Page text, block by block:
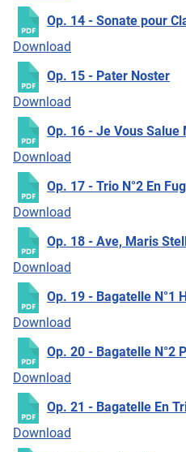
Op. 14 - Sonate pour
Download
Op. 15 - Pater Noster
Download
Op. 16 - Je Vous Salue
Download
Op. 17 - Trio N°2 En
Download
Op. 18 - Ave, Maris
Download
Op. 19 - Bagatelle N°1
Download
Op. 20 - Bagatelle N°2
Download
Op. 21 - Bagatelle En
Download